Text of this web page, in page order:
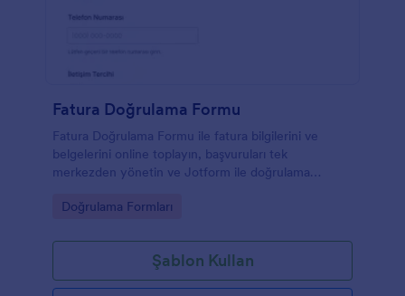
Fatura Doğrulama Formu
Fatura Doğrulama Formu ile fatura bilgilerini ve
belgelerini online toplayın, başvuruları tek
merkezden yönetin ve Jotform ile doğrulama
hızlandırın.
Go to Category:
Doğrulama Formları
Şablon Kullan